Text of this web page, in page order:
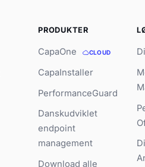
PRODUKTER
CapaOne CLOUD
CapaInstaller
PerformanceGuard
Danskudviklet
endpoint
management
Download alle